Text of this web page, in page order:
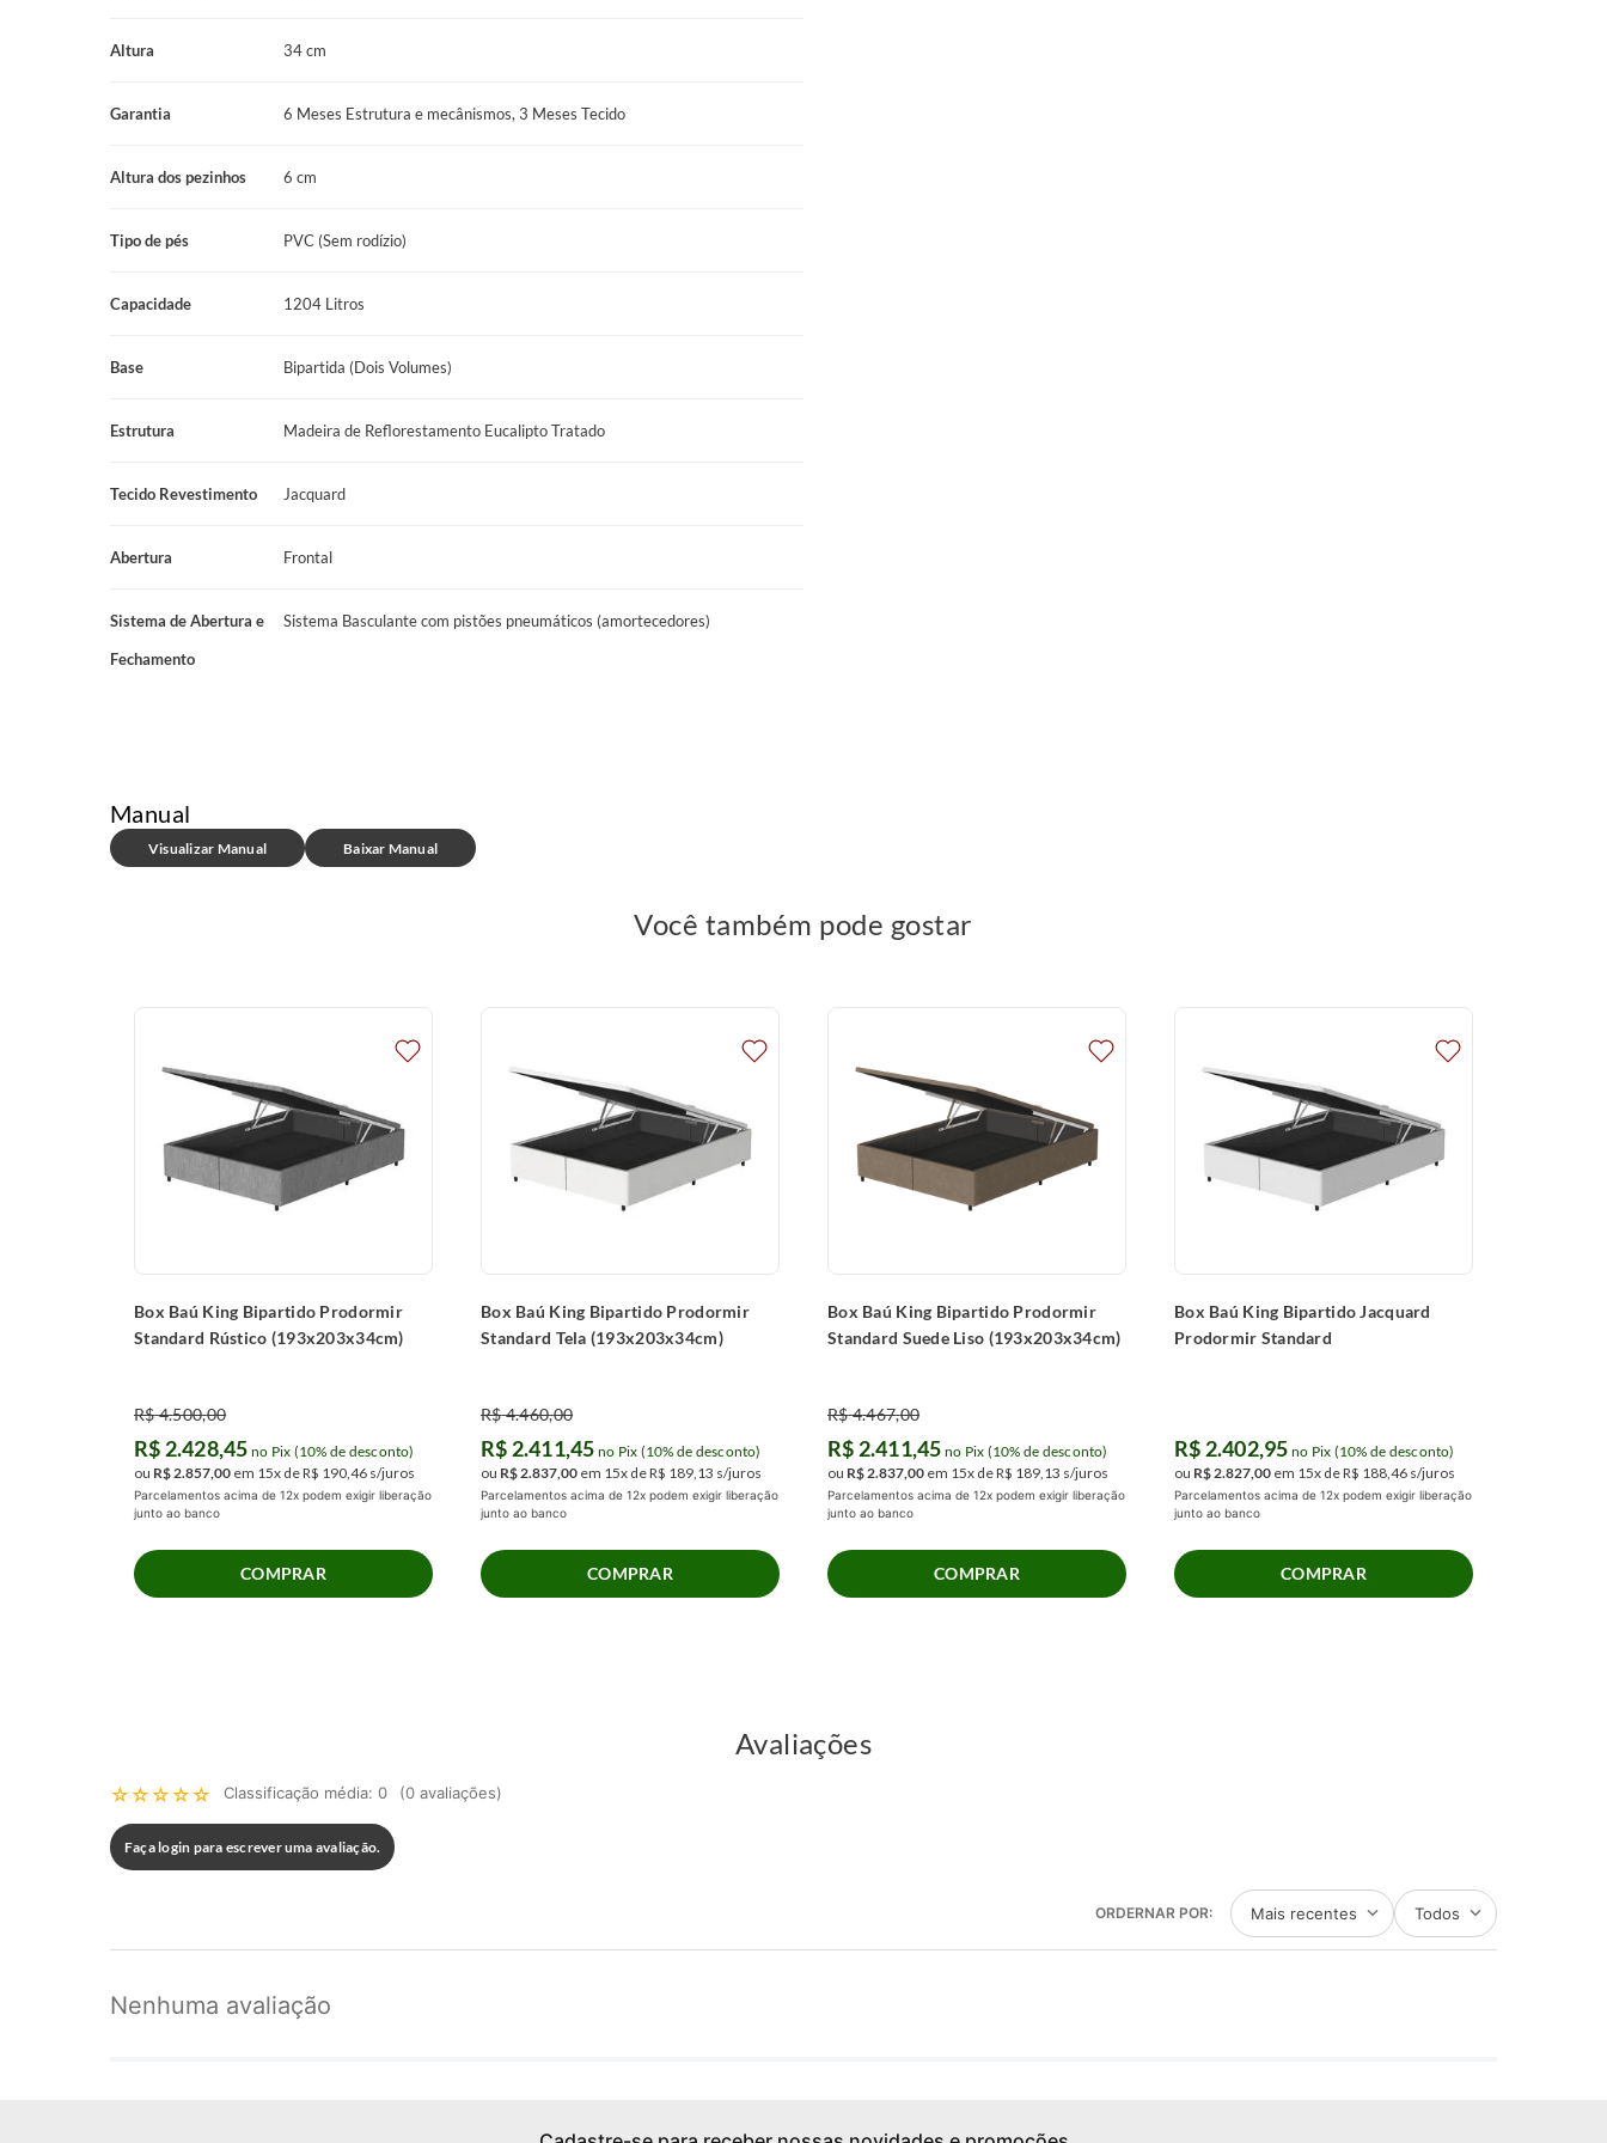
Revestimento lateral: Jaquard
Largura: 193 cm
Marca: Prodormir
Não nos responsabilizamos pelo transporte dos produtos por escadas, guinchos, içamentos ou quaisquer
Altura 34 cm
Garantia 6 Meses Estrutura e mecânismos, 3 Meses Tecido
Altura dos pezinhos 6 cm
Tipo de pés PVC (Sem rodízio)
Capacidade 1204 Litros
Base Bipartida (Dois Volumes)
Estrutura Madeira de Reflorestamento Eucalipto Tratado
Tecido Revestimento Jacquard
Abertura Frontal
Sistema de Abertura e
Fechamento
Sistema Basculante com pistões pneumáticos (amortecedores)
Manual
Visualizar Manual Baixar Manual
Você também pode gostar
Box Baú King Bipartido Prodormir
Standard Rústico (193x203x34cm)
R$4.500,00
R$ 2.428,45 no Pix (10% de desconto)
ou R$2.857,00 em 15x deR$ 190,46 s/juros
Parcelamentos acima de 12x podem exigir liberação
junto ao banco
COMPRAR
Box Baú King Bipartido Prodormir
Standard Tela (193x203x34cm)
R$4.460,00
R$ 2.411,45 no Pix (10% de desconto)
ou R$2.837,00 em 15x deR$ 189,13 s/juros
Parcelamentos acima de 12x podem exigir liberação
junto ao banco
COMPRAR
Box Baú King Bipartido Prodormir
Standard Suede Liso (193x203x34cm)
R$4.467,00
R$ 2.411,45 no Pix (10% de desconto)
ou R$2.837,00 em 15x deR$ 189,13 s/juros
Parcelamentos acima de 12x podem exigir liberação
junto ao banco
COMPRAR
Box Baú King Bipartido Jacquard
Prodormir Standard
R$ 2.402,95 no Pix (10% de desconto)
ou R$2.827,00 em 15x deR$ 188,46 s/juros
Parcelamentos acima de 12x podem exigir liberação
junto ao banco
COMPRAR
Avaliações
☆ ☆ ☆ ☆ ☆ Classificação média: 0 (0 avaliações)
Faça login para escrever uma avaliação.
Mais recentes Todos
Nenhuma avaliação